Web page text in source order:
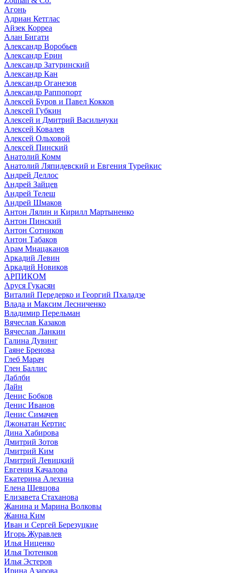
Агонь
Адриан Кетглас
Айзек Корреа
Алан Бигати
Александр Воробьев
Александр Ерин
Александр Затуринский
Александр Кан
Александр Оганезов
Александр Раппопорт
Алексей Буров и Павел Кокков
Алексей Губкин
Алексей и Дмитрий Васильчуки
Алексей Ковалев
Алексей Ольховой
Алексей Пинский
Анатолий Комм
Анатолий Ляпидевский и Евгения Турейкис
Андрей Деллос
Андрей Зайцев
Андрей Телеш
Андрей Шмаков
Антон Лялин и Кирилл Мартыненко
Антон Пинский
Антон Сотников
Антон Табаков
Арам Мнацаканов
Аркадий Левин
Аркадий Новиков
АРПИКОМ
Аруся Гукасян
Виталий Передерко и Георгий Пхаладзе
Влада и Максим Лесниченко
Владимир Перельман
Вячеслав Казаков
Вячеслав Ланкин
Галина Дувинг
Гаяне Бреиова
Глеб Марач
Глен Баллис
Даблби
Дайн
Денис Бобков
Денис Иванов
Денис Симачев
Джонатан Кертис
Дина Хабирова
Дмитрий Зотов
Дмитрий Ким
Дмитрий Левицкий
Евгения Качалова
Екатерина Алехина
Елена Шевцова
Елизавета Стаханова
Жанина и Марина Волковы
Жанна Ким
Иван и Сергей Березуцкие
Игорь Журавлев
Илья Ниценко
Илья Тютенков
Илья Эстеров
Ирина Азарова